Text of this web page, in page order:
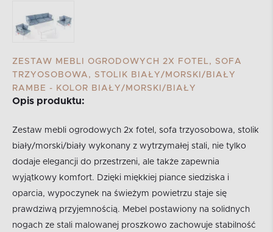
ZESTAW MEBLI OGRODOWYCH 2X FOTEL, SOFA
TRZYOSOBOWA, STOLIK BIAŁY/MORSKI/BIAŁY
RAMBE - KOLOR BIAŁY/MORSKI/BIAŁY
Opis produktu:
Zestaw mebli ogrodowych 2x fotel, sofa trzyosobowa, stolik
biały/morski/biały wykonany z wytrzymałej stali, nie tylko
dodaje elegancji do przestrzeni, ale także zapewnia
wyjątkowy komfort. Dzięki miękkiej piance siedziska i
oparcia, wypoczynek na świeżym powietrzu staje się
prawdziwą przyjemnością. Mebel postawiony na solidnych
nogach ze stali malowanej proszkowo zachowuje stabilność